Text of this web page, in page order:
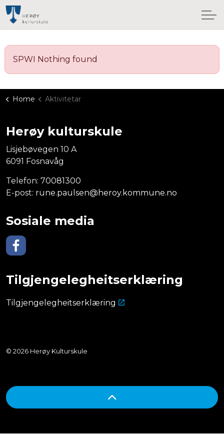
SPWI Nothing found
Home Aktivitetar
Herøy kulturskule
Lisjebøvegen 10 A
6091 Fosnavåg
Telefon: 70081300
E-post: rune.paulsen@heroy.kommune.no
Sosiale media
Tilgjengelegheitserklæring
Tilgjengelegheitserklæring
© 2026 Herøy Kulturskule